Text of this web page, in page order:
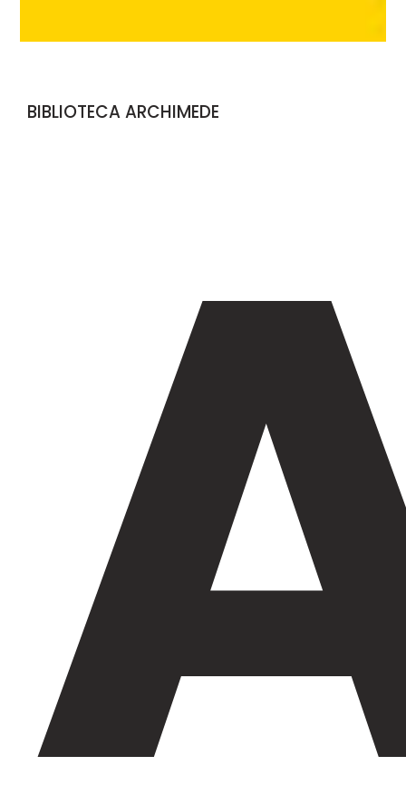
BIBLIOTECA ARCHIMEDE